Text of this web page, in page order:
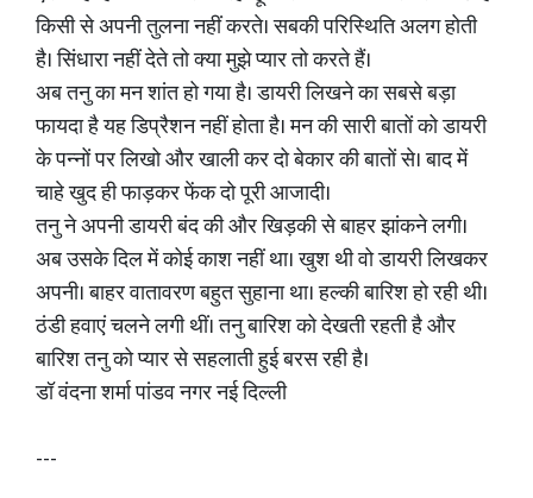
किसी से अपनी तुलना नहीं करते। सबकी परिस्थिति अलग होती
है। सिंधारा नहीं देते तो क्या मुझे प्यार तो करते हैं।
अब तनु का मन शांत हो गया है। डायरी लिखने का सबसे बड़ा
फायदा है यह डिप्रैशन नहीं होता है। मन की सारी बातों को डायरी
के पन्नों पर लिखो और खाली कर दो बेकार की बातों से। बाद में
चाहे खुद ही फाड़कर फेंक दो पूरी आजादी।
तनु ने अपनी डायरी बंद की और खिड़की से बाहर झांकने लगी।
अब उसके दिल में कोई काश नहीं था। खुश थी वो डायरी लिखकर
अपनी। बाहर वातावरण बहुत सुहाना था। हल्की बारिश हो रही थी।
ठंडी हवाएं चलने लगी थीं। तनु बारिश को देखती रहती है और
बारिश तनु को प्यार से सहलाती हुई बरस रही है।
डॉ वंदना शर्मा पांडव नगर नई दिल्ली
---